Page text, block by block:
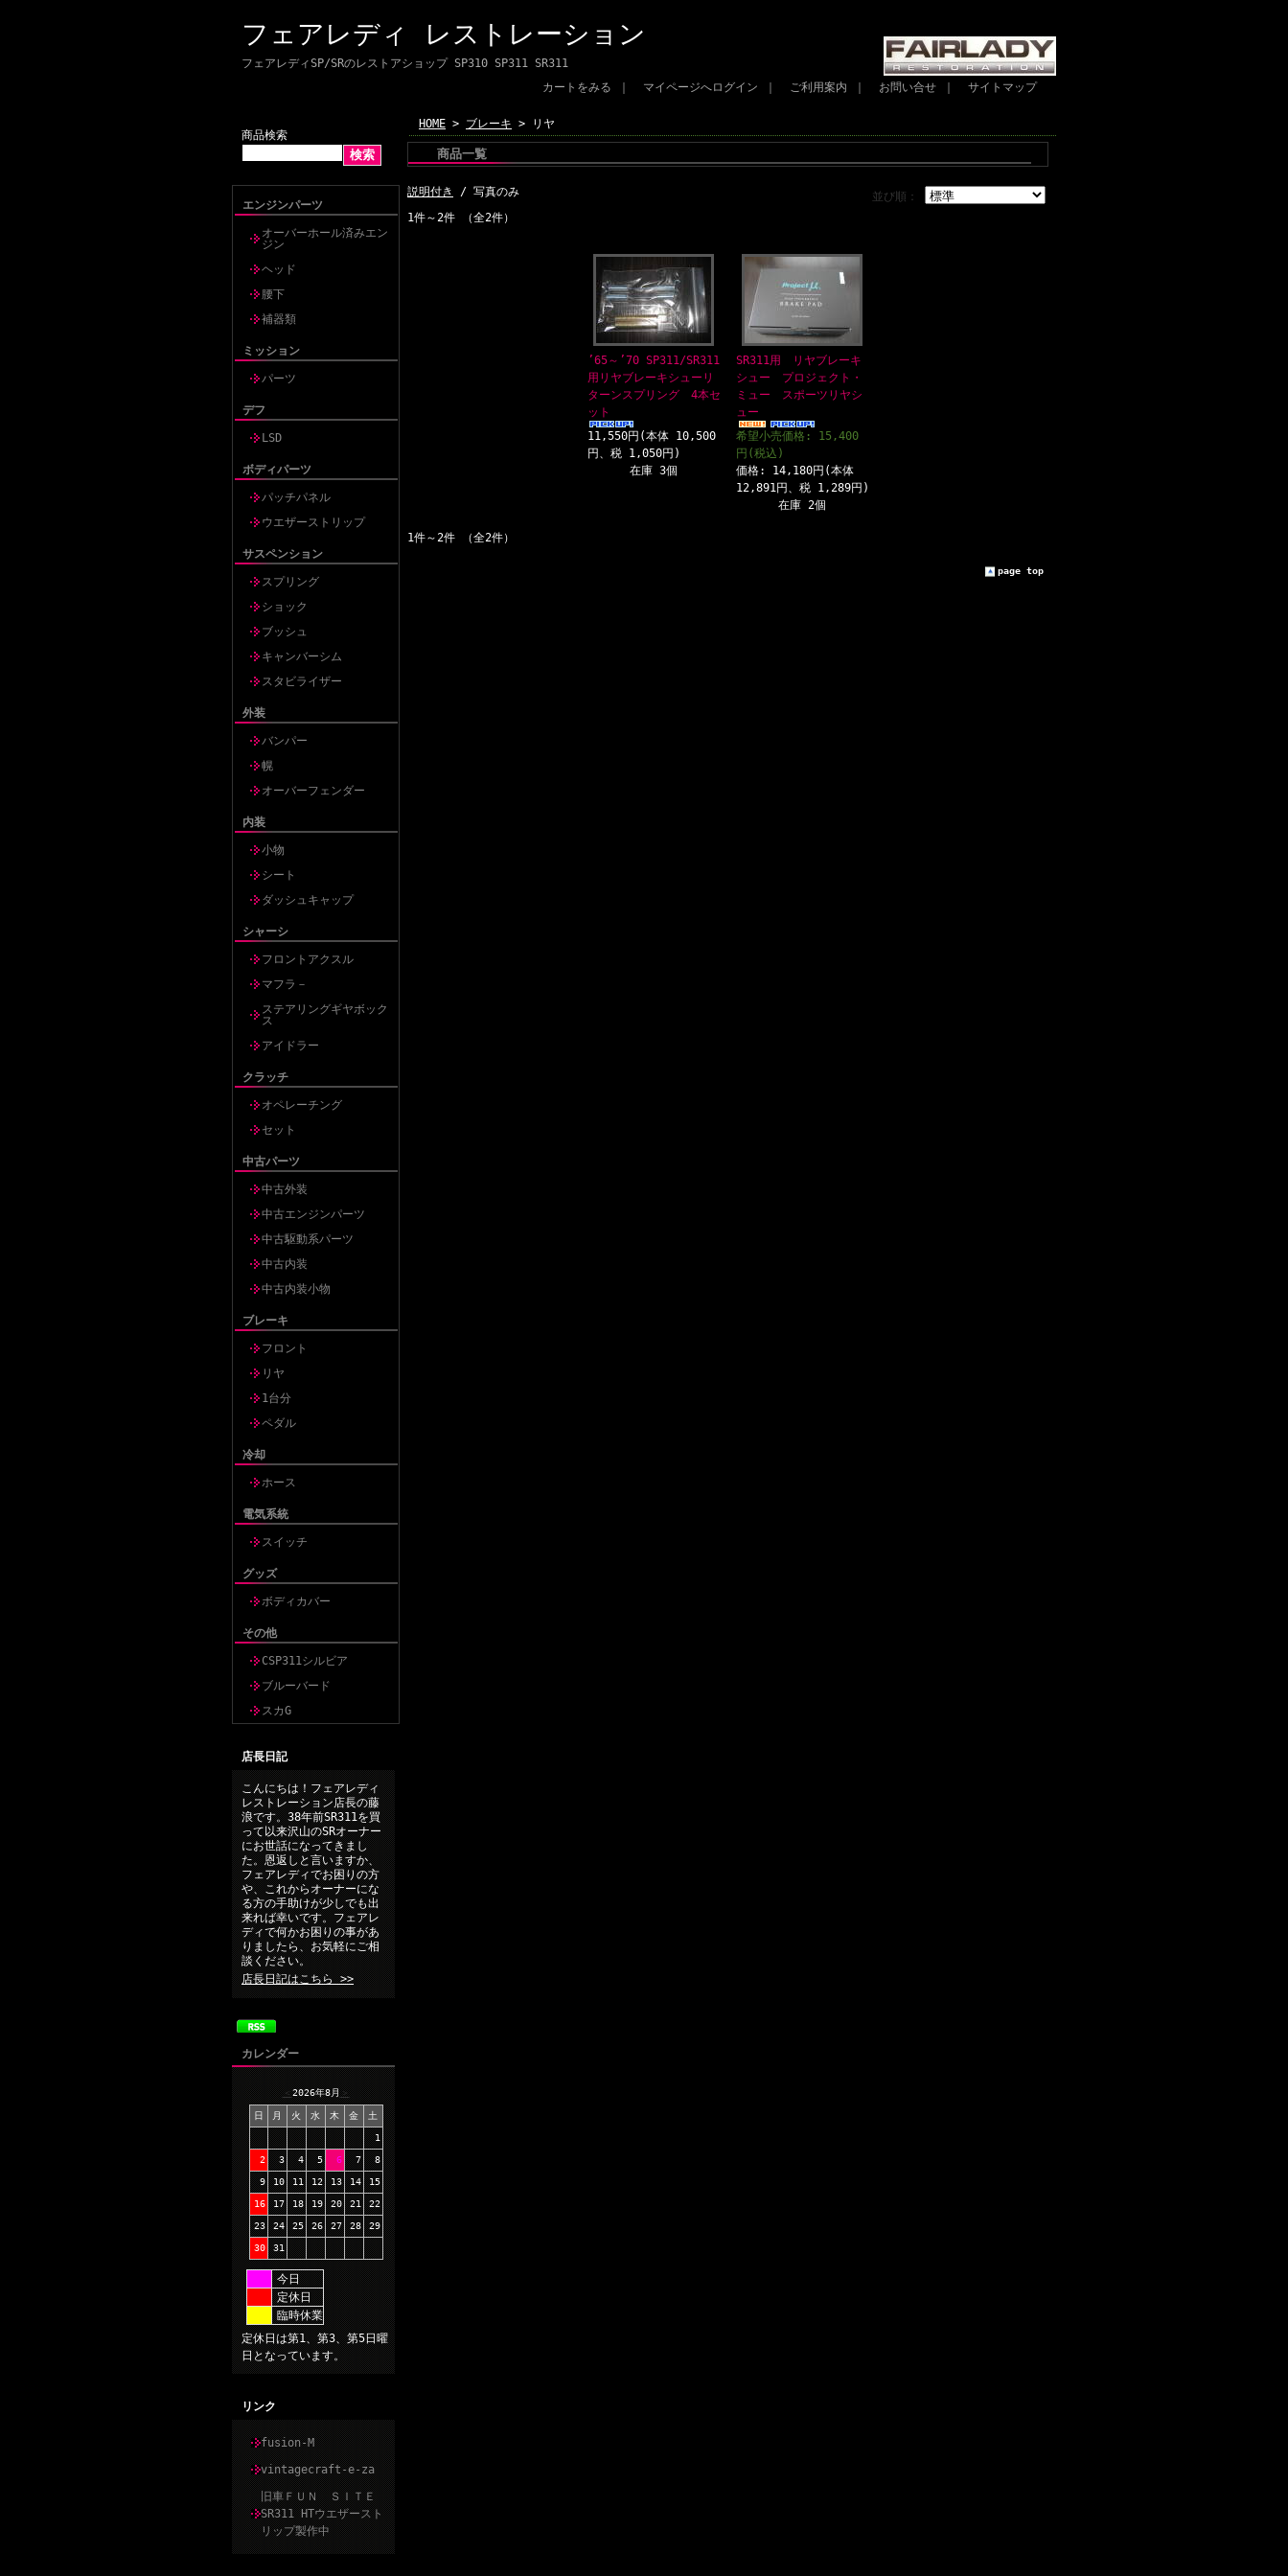
フェアレディ レストレーション
フェアレディSP/SRのレストアショップ SP310 SP311 SR311
カートをみる
マイページへログイン ご利用案内 お問い合せ サイトマップ
商品検索
エンジンパーツ
オーバーホール済みエン
ジン
ヘッド
腰下
補器類
ミッション
パーツ
デフ
LSD
ボディパーツ
パッチパネル
ウエザーストリップ
サスペンション
スプリング
ショック
ブッシュ
キャンバーシム
スタビライザー
外装
バンパー
幌
オーバーフェンダー
内装
小物
シート
ダッシュキャップ
シャーシ
フロントアクスル
マフラ－
ステアリングギヤボック
ス
アイドラー
クラッチ
オペレーチング
セット
中古パーツ
中古外装
中古エンジンパーツ
中古駆動系パーツ
中古内装
中古内装小物
ブレーキ
フロント
リヤ
1台分
ペダル
冷却
ホース
電気系統
スイッチ
グッズ
ボディカバー
その他
CSP311シルビア
ブルーバード
スカG
店長日記
こんにちは！フェアレディ
レストレーション店長の藤
浪です。38年前SR311を買
って以来沢山のSRオーナー
にお世話になってきまし
た。恩返しと言いますか、
フェアレディでお困りの方
や、これからオーナーにな
る方の手助けが少しでも出
来れば幸いです。フェアレ
ディで何かお困りの事があ
りましたら、お気軽にご相
談ください。
店長日記はこちら >>
カレンダー
＜2026年8月＞
日 月 火 水 木 金 土
1
2 3 4 5 6 7 8
9 10 11 12 13 14 15
16 17 18 19 20 21 22
23 24 25 26 27 28 29
30 31
今日
定休日
臨時休業
定休日は第1、第3、第5日曜
日となっています。
リンク
fusion-M
vintagecraft-e-za
旧車ＦＵＮ ＳＩＴＥ
SR311 HTウエザースト
リップ製作中
HOME > ブレーキ > リヤ
商品一覧
並び順：
説明付き
/ 写真のみ
1件～2件 （全2件）
’65～’70 SP311/SR311
用リヤブレーキシューリ
ターンスプリング 4本セ
ット
11,550円(本体 10,500
円、税 1,050円)
在庫 3個
SR311用 リヤブレーキ
シュー プロジェクト・
ミュー スポーツリヤシ
ュー
希望小売価格: 15,400
円(税込)
価格: 14,180円(本体
12,891円、税 1,289円)
在庫 2個
1件～2件 （全2件）
page top